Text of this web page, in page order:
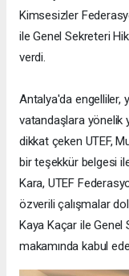
Kimsesizler
ile Genel Sekreteri
verdi.
Antalya'da engelliler,
vatandaşlara yönelik
dikkat çeken UTEF,
bir teşekkür belgesi
Kara, UTEF
özverili çalışmalar
Kaya Kaçar ile Genel
makamında kabul